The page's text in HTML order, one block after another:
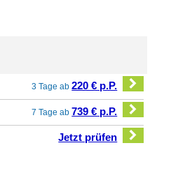
3 Tage ab220 € p.P.
7 Tage ab 739 € p.P.
Jetzt prüfen